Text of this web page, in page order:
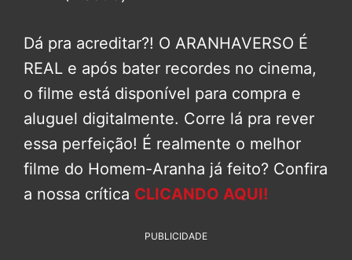
Dá pra acreditar?! O ARANHAVERSO É
REAL e após bater recordes no cinema,
o filme está disponível para compra e
aluguel digitalmente. Corre lá pra rever
essa perfeição! É realmente o melhor
filme do Homem-Aranha já feito? Confira
a nossa crítica CLICANDO AQUI!
PUBLICIDADE